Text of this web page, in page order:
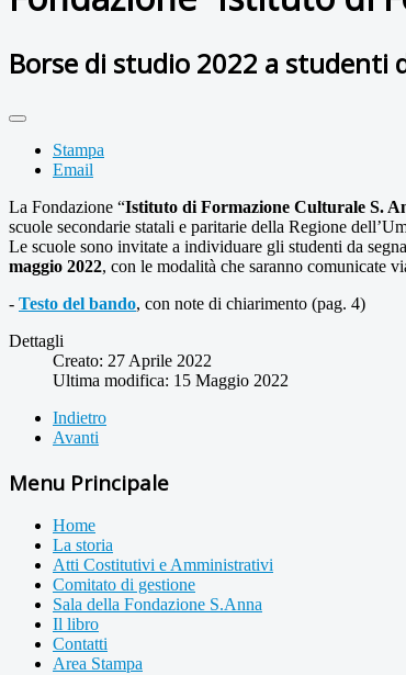
Borse di studio 2022 a studenti
Stampa
Email
La Fondazione “Istituto di Formazione Culturale S.
scuole secondarie statali e paritarie della Regione
Le scuole sono invitate a individuare gli studenti da
maggio 2022, con le modalità che saranno comunicate
- Testo del bando, con note di chiarimento (pag. 4)
Dettagli
Creato: 27 Aprile 2022
Ultima modifica: 15 Maggio 2022
Indietro
Avanti
Menu Principale
Home
La storia
Atti Costitutivi e Amministrativi
Comitato di gestione
Sala della Fondazione S.Anna
Il libro
Contatti
Area Stampa